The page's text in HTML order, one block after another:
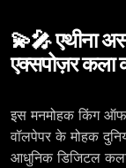
💫🎤 एथीना
एक्सपोज़र कला
इस मनमोहक किंग ऑफ
वॉलपेपर के मोहक
आधुनिक डिजिटल